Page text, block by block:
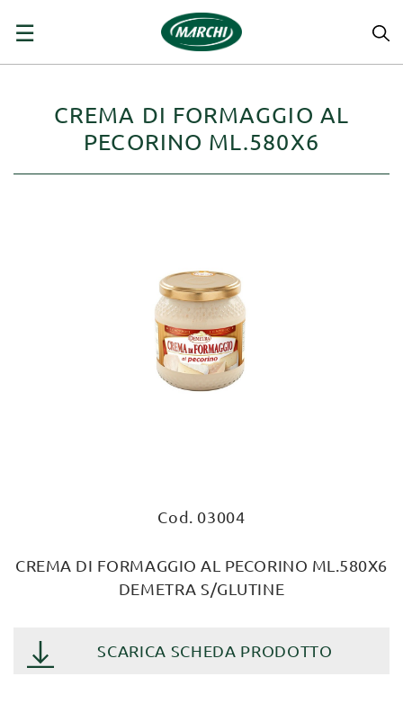
navigazione
☰
CREMA DI FORMAGGIO AL
PECORINO ML.580X6
Cod. 03004
CREMA DI FORMAGGIO AL PECORINO ML.580X6
DEMETRA S/GLUTINE
SCARICA SCHEDA PRODOTTO